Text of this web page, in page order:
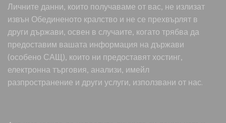
Личните данни, които получаваме от вас, не излизат
извън Обединеното кралство и не се прехвърлят в
други държави, освен в случаите, когато трябва да
предоставим вашата информация на държави
(особено САЩ), които ни предоставят хостинг,
електронна търговия, анализи, имейл
разпространение и други услуги, използвани от нас.